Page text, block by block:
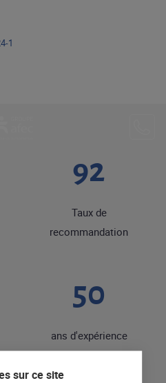
92
Taux de
recommandation
50
ans d'expérience
1
sur ce site